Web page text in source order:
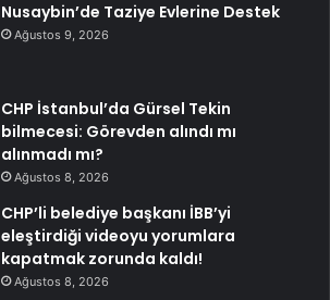
Nusaybin’de Taziye Evlerine Destek
Ağustos 9, 2026
CHP İstanbul’da Gürsel Tekin
bilmecesi: Görevden alındı mı
alınmadı mı?
Ağustos 8, 2026
CHP’li belediye başkanı İBB’yi
eleştirdiği videoyu yorumlara
kapatmak zorunda kaldı!
Ağustos 8, 2026